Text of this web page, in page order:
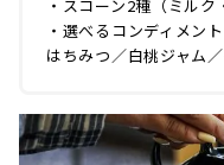
・スコーン2種（ミルク
・選べるコンディメント
はちみつ／白桃ジャム